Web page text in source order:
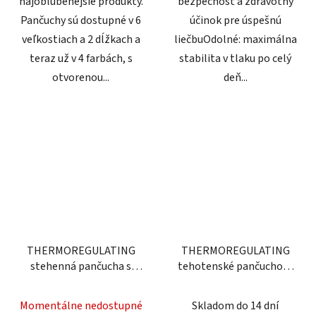
Pančuchy sú dostupné v 6
veľkostiach a 2 dĺžkach a
teraz už v 4 farbách, s
otvorenou...
účinok pre úspešnú
liečbuOdolné: maximálna
stabilita v tlaku po celý
deň...
THERMOREGULATING
stehenná pančucha s
Momentálne nedostupné
THERMOREGULATING
tehotenské pančuchové
Skladom do 14 dní